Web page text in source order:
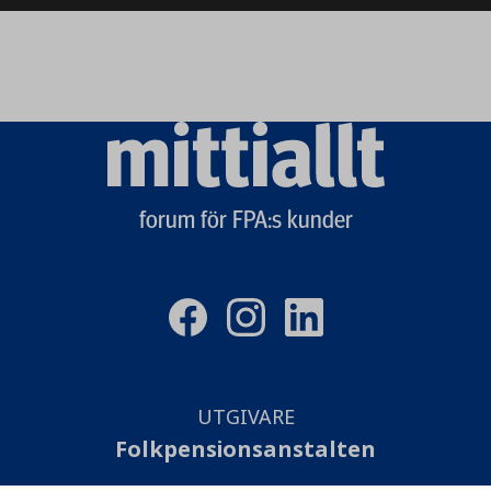
Mittiallt
forum för FPA:s kunder
UTGIVARE
Folkpensionsanstalten